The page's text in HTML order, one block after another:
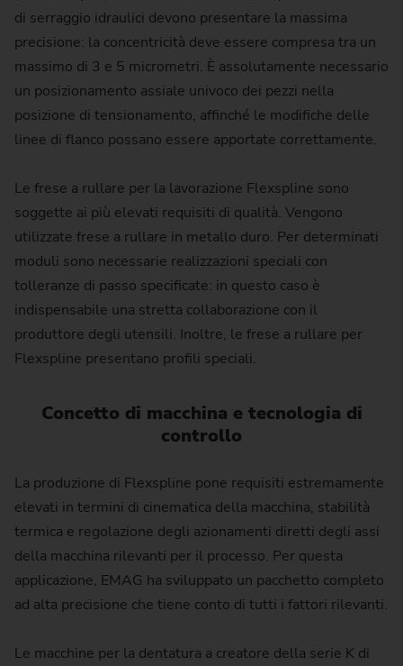
di serraggio idraulici devono presentare la massima
precisione: la concentricità deve essere compresa tra un
massimo di 3 e 5 micrometri. È assolutamente necessario
un posizionamento assiale univoco dei pezzi nella
posizione di tensionamento, affinché le modifiche delle
linee di flanco possano essere apportate correttamente.
Le frese a rullare per la lavorazione Flexspline sono
soggette ai più elevati requisiti di qualità. Vengono
utilizzate frese a rullare in metallo duro. Per determinati
moduli sono necessarie realizzazioni speciali con
tolleranze di passo specificate: in questo caso è
indispensabile una stretta collaborazione con il
produttore degli utensili. Inoltre, le frese a rullare per
Flexspline presentano profili speciali.
Concetto di macchina e tecnologia di
controllo
La produzione di Flexspline pone requisiti estremamente
elevati in termini di cinematica della macchina, stabilità
termica e regolazione degli azionamenti diretti degli assi
della macchina rilevanti per il processo. Per questa
applicazione, EMAG ha sviluppato un pacchetto completo
ad alta precisione che tiene conto di tutti i fattori rilevanti.
Le macchine per la dentatura a creatore della serie K di